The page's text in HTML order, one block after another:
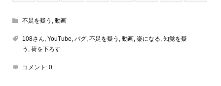
不足を疑う , 動画
108さん, YouTube, バグ, 不足を疑う , 動画, 楽になる, 知覚を疑
う , 荷を下ろす
コメント: 0